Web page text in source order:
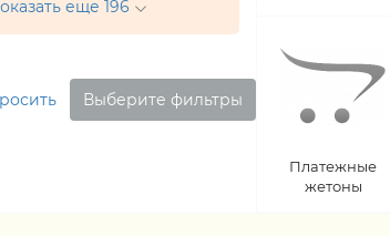
еще 196
Выберите фильтры
Платежные
жетоны